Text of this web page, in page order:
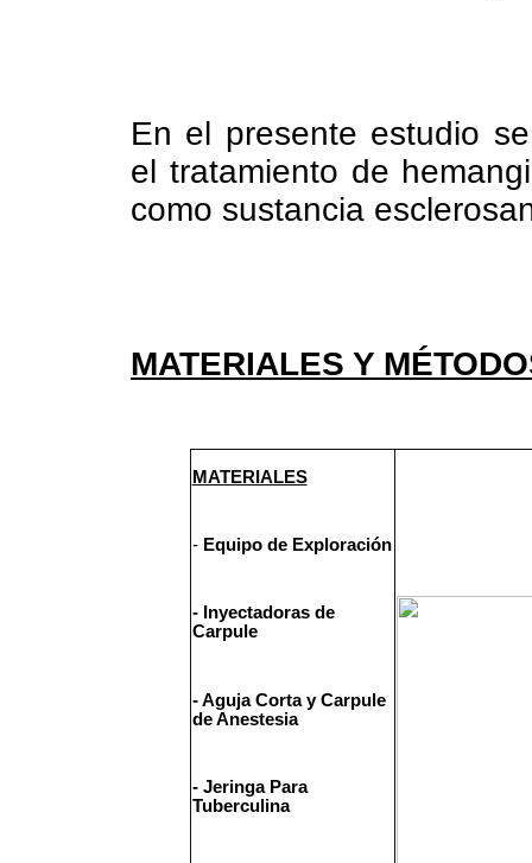
En el presente estudio
el tratamiento de
como sustancia
MATERIALES Y
MATERIALES
-Equipo de Exploración
- Inyectadoras de
Carpule
- Aguja Corta y Carpule
de Anestesia
- Jeringa Para
Tuberculina